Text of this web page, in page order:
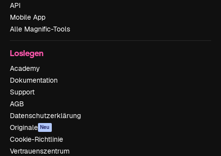
API
Mobile App
Alle Magnific-Tools
Loslegen
Academy
Dokumentation
Support
AGB
Datenschutzerklärung
Originale Neu
Cookie-Richtlinie
Vertrauenszentrum